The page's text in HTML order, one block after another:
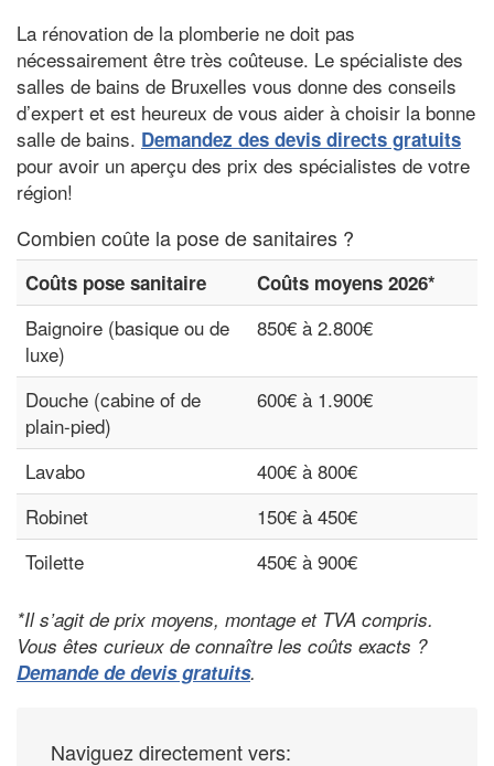
La rénovation de la plomberie ne doit pas
nécessairement être très coûteuse. Le spécialiste des
salles de bains de Bruxelles vous donne des conseils
d’expert et est heureux de vous aider à choisir la bonne
salle de bains. Demandez des devis directs gratuits
pour avoir un aperçu des prix des spécialistes de votre
région!
Combien coûte la pose de sanitaires ?
Coûts pose sanitaire Coûts moyens 2026*
Baignoire (basique ou de
luxe)
850€ à 2.800€
Douche (cabine of de
plain-pied)
600€ à 1.900€
Lavabo
400€ à 800€
Robinet
150€ à 450€
Toilette
450€ à 900€
*Il s’agit de prix moyens, montage et TVA compris.
Vous êtes curieux de connaître les coûts exacts ?
Demande de devis gratuits.
Naviguez directement vers: